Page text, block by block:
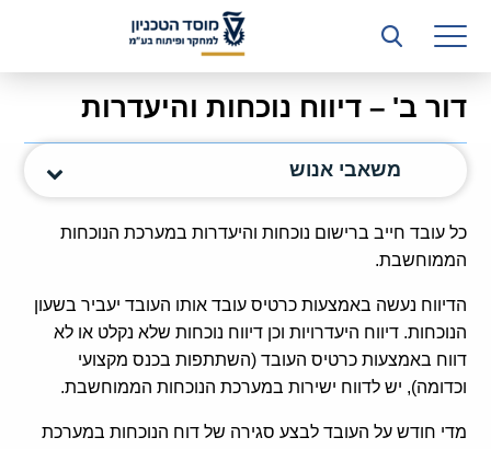
רשות המחקר
היחידה העסקית (T3)
קשרי תעשייה
ביה”ס ללימודי המשך
משאבי אנוש
המחלקה המשפטית
דור ב' – דיווח נוכחות והיעדרות
משאבי אנוש
כל עובד חייב ברישום נוכחות והיעדרות במערכת הנוכחות
הממוחשבת.
הדיווח נעשה באמצעות כרטיס עובד אותו העובד יעביר בשעון
הנוכחות. דיווח היעדרויות וכן דיווח נוכחות שלא נקלט או לא
דווח באמצעות כרטיס העובד (השתתפות בכנס מקצועי
וכדומה), יש לדווח ישירות במערכת הנוכחות הממוחשבת.
מדי חודש על העובד לבצע סגירה של דוח הנוכחות במערכת